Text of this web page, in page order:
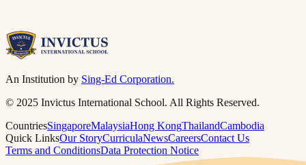
An Institution by Sing-Ed Corporation.
© 2025 Invictus International School. All Rights Reserved.
CountriesSingaporeMalaysiaHong KongThailandCambodia
Quick LinksOur StoryCurriculaNewsCareersContact Us
Terms and ConditionsData Protection Notice